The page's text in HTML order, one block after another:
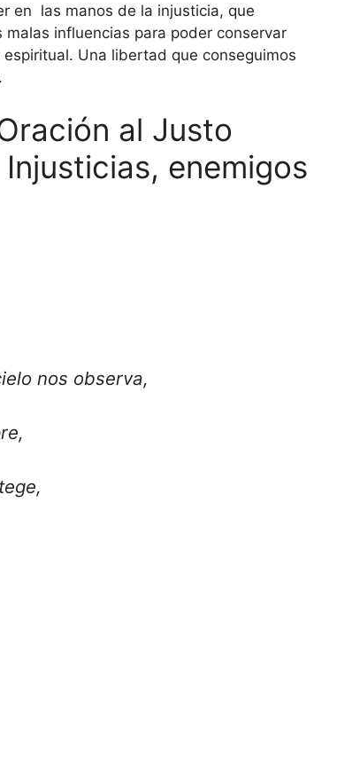
en las manos de la injusticia, que
influencias para poder conservar
Una libertad que conseguimos
al Justo
enemigos
nos observa,